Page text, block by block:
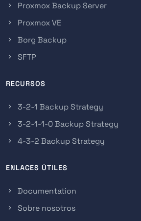
Proxmox Backup Server
Proxmox VE
Borg Backup
SFTP
RECURSOS
3-2-1 Backup Strategy
3-2-1-1-0 Backup Strategy
4-3-2 Backup Strategy
ENLACES ÚTILES
Documentation
Sobre nosotros